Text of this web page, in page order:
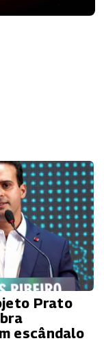
Prato
escândalo